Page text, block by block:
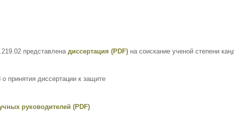
представлена диссертация (PDF) на соискание ученой степени
о принятия диссертации к защите
руководителей (PDF)